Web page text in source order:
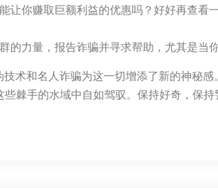
让你赚取巨额利益的优惠吗？好好再查看
的力量，报告诈骗并寻求帮助，尤其是当
术和名人诈骗为这一切增添了新的神秘感
棘手的水域中自如驾驭。保持好奇，保